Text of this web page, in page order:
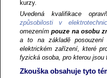
kurzy.
Uvedená kvalifikace
způsobilosti v
omezenímpouze na osobu
a to na základě
elektrickém zařízení, které
fyzická osoba, pro kterou
Zkouška obsahuje tyto